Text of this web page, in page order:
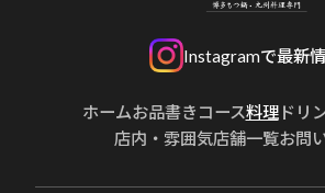
Instagramで最新
ホームお品書き コース料理ドリ
店内・雰囲気店舗一覧お問